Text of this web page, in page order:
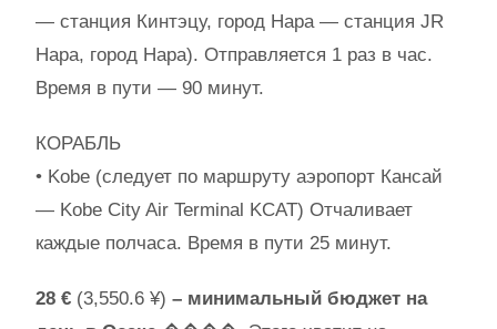
— станция Кинтэцу, город Нара — станция JR
Нара, город Нара). Отправляется 1 раз в час.
Время в пути — 90 минут.
КОРАБЛЬ
• Kobe (следует по маршруту аэропорт Кансай
— Kobe City Air Terminal KCAT) Отчаливает
каждые полчаса. Время в пути 25 минут.
28 € (3,550.6 ¥) – минимальный бюджет на